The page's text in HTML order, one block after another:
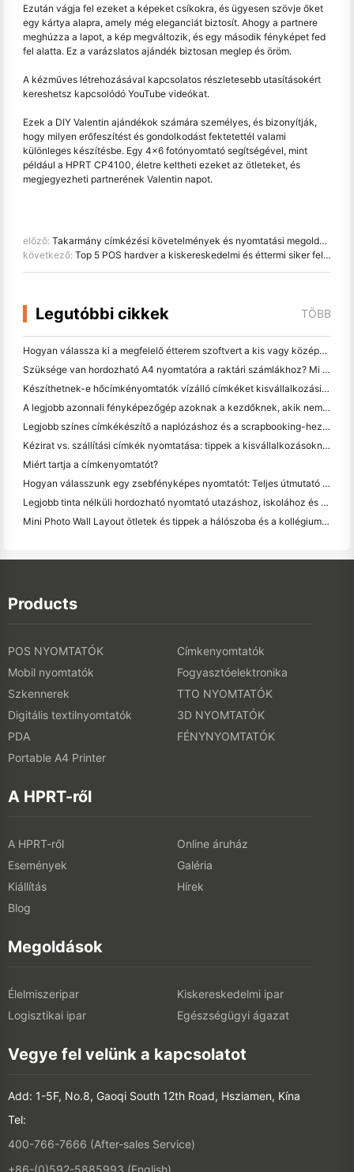
Ezután vágja fel ezeket a képeket csíkokra, és ügyesen szövje őket
egy kártya alapra, amely még eleganciát biztosít. Ahogy a partnere
meghúzza a lapot, a kép megváltozik, és egy második fényképet fed
fel alatta. Ez a varázslatos ajándék biztosan meglep és öröm.
A kézműves létrehozásával kapcsolatos részletesebb utasításokért
kereshetsz kapcsolódó YouTube videókat.
Ezek a DIY Valentin ajándékok számára személyes, és bizonyítják,
hogy milyen erőfeszítést és gondolkodást fektetettél valami
különleges készítésbe. Egy 4x6 fotónyomtató segítségével, mint
például a HPRT CP4100, életre keltheti ezeket az ötleteket, és
megjegyezheti partnerének Valentin napot.
előző: Takarmány címkézési követelmények és nyomtatási megoldások HPRT-vel
következő: Top 5 POS hardver a kiskereskedelmi és éttermi siker fellendítéséhez 2024-ben
Legutóbbi cikkek TÖBB
Hogyan válassza ki a megfelelő étterem szoftvert a kis vagy középméretű étteremhez
Szüksége van hordozható A4 nyomtatóra a raktári számlákhoz? Mi valójában működik
Készíthetnek-e hőcímkényomtatók vízálló címkéket kisvállalkozási termékekhez?
A legjobb azonnali fényképezőgép azoknak a kezdőknek, akik nem akarnak papírt pazarolni
Legjobb színes címkékészítő a naplózáshoz és a scrapbooking-hez: több szín minden oldalhoz
Kézirat vs. szállítási címkék nyomtatása: tippek a kisvállalkozásoknak 2026-ban
Miért tartja a címkenyomtatót?
Hogyan válasszunk egy zsebfényképes nyomtatót: Teljes útmutató a naplózáshoz, utazáshoz és az iPhone-felhasználókhoz
Legjobb tinta nélküli hordozható nyomtató utazáshoz, iskolához és mobil munkához: Hanin MT620 Pro felülvizsgálat
Mini Photo Wall Layout ötletek és tippek a hálószoba és a kollégium díszítése
Products
POS NYOMTATÓK
Címkenyomtatók
Mobil nyomtatók
Fogyasztóelektronika
Szkennerek
TTO NYOMTATÓK
Digitális textilnyomtatók
3D NYOMTATÓK
PDA
FÉNYNYOMTATÓK
Portable A4 Printer
A HPRT-ről
A HPRT-ről
Online áruház
Események
Galéria
Kiállítás
Hírek
Blog
Megoldások
Élelmiszeripar
Kiskereskedelmi ipar
Logisztikai ipar
Egészségügyi ágazat
Vegye fel velünk a kapcsolatot
Add: 1-5F, No.8, Gaoqi South 12th Road, Hsziamen, Kína
Tel:
400-766-7666 (After-sales Service)